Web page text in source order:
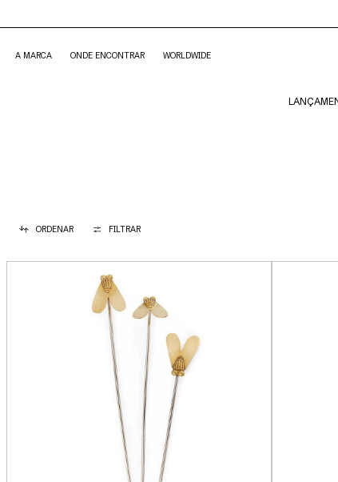
A MARCA ONDE ENCONTRAR WORLDWIDE
ORDENAR FILTRAR